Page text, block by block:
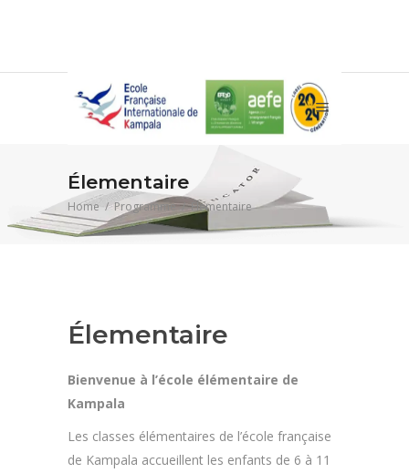
Élementaire
Home /Programme/Élementaire
Élementaire
Bienvenue à l’école élémentaire de
Kampala
Les classes élémentaires de l’école française
de Kampala accueillent les enfants de 6 à 11